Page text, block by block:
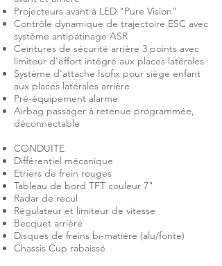
Projecteurs avant à LED "Pure Vision"
Contrôle dynamique de trajectoire ESC avec
système antipatinage ASR
Ceintures de sécurité arrière 3 points avec
limiteur d'effort intégré aux places latérales
Système d'attache Isofix pour siège enfant
aux places latérales arrière
Pré-équipement alarme
Airbag passager à retenue programmée,
déconnectable
CONDUITE
Différentiel mécanique
Etriers de frein rouges
Tableau de bord TFT couleur 7"
Radar de recul
Régulateur et limiteur de vitesse
Becquet arrière
Disques de freins bi-matière (alu/fonte)
Chassis Cup rabaissé